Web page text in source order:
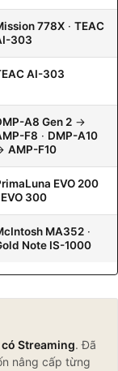
778X · TEAC
303
AI-303
A8 Gen 2 →
F8 · DMP-A10
AMP-F10
EVO 200
EVO 300
MA352 ·
Note IS-1000
Streaming. Đã
nâng cấp từng